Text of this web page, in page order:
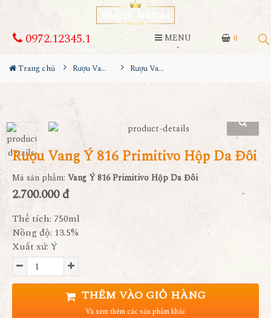
0
0972.12345.1 MENU
Trang chủ Rượu Vang Hộp Quà Rượu Vang Ý 816 Primitivo Hộp Da Đôi
Rượu Vang Ý 816 Primitivo Hộp Da Đôi
Mã sản phẩm: Vang Ý 816 Primitivo Hộp Da Đôi
2.700.000 đ
Thể tích: 750ml
Nồng độ: 13.5%
Xuất xứ: Ý
THÊM VÀO GIỎ HÀNG
Và xem thêm các sản phẩm khác